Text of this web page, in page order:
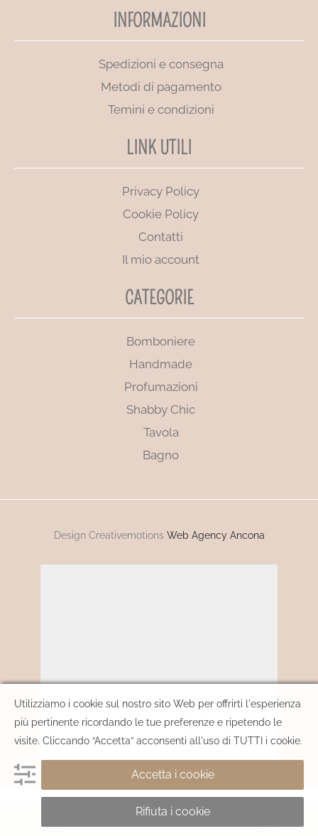
AGGIUNGI AL CARRELLO
INFORMAZIONI
Spedizioni e consegna
Metodi di pagamento
Temini e condizioni
LINK UTILI
Privacy Policy
Cookie Policy
Contatti
Il mio account
CATEGORIE
Bomboniere
Handmade
Profumazioni
Shabby Chic
Tavola
Bagno
Design Creativemotions Web Agency Ancona
Utilizziamo i cookie sul nostro sito Web per offrirti l'esperienza
più pertinente ricordando le tue preferenze e ripetendo le
visite. Cliccando “Accetta” acconsenti all'uso di TUTTI i cookie.
Accetta i cookie
Rifiuta i cookie